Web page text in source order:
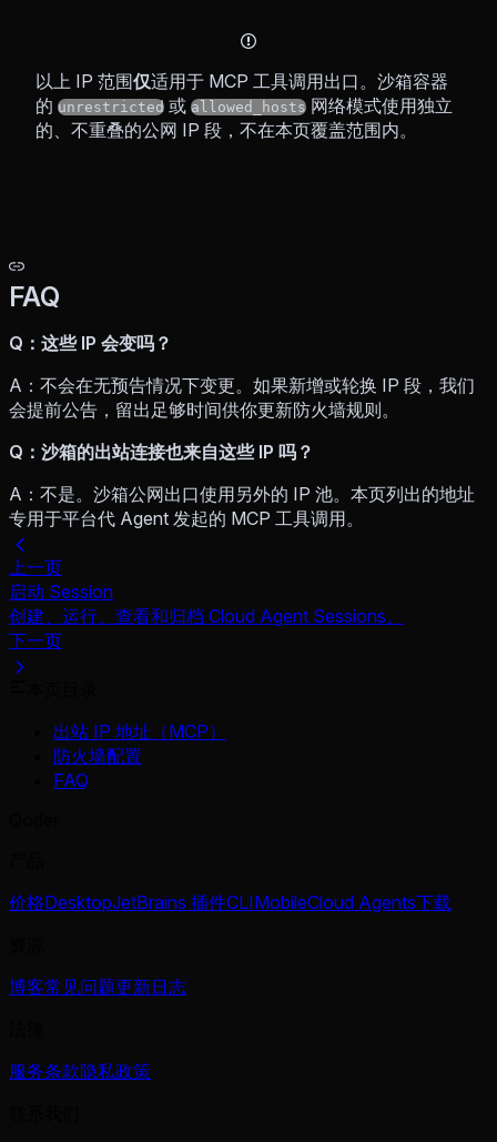
以上 IP 范围仅适用于 MCP 工具调用出口。沙箱容器
的 unrestricted 或 allowed_hosts 网络模式使用独立
的、不重叠的公网 IP 段，不在本页覆盖范围内。
FAQ
Q：这些 IP 会变吗？
A：不会在无预告情况下变更。如果新增或轮换 IP 段，我们
会提前公告，留出足够时间供你更新防火墙规则。
Q：沙箱的出站连接也来自这些 IP 吗？
A：不是。沙箱公网出口使用另外的 IP 池。本页列出的地址
专用于平台代 Agent 发起的 MCP 工具调用。
上一页
启动 Session
创建、运行、查看和归档 Cloud Agent Sessions。
下一页
出站 IP 地址（MCP）
防火墙配置
FAQ
价格DesktopJetBrains 插件CLIMobileCloud Agents下载
博客常见问题更新日志
服务条款隐私政策